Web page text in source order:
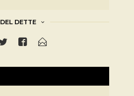
DEL DETTE